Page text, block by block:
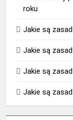
roku
Jakie są
Jakie są
Jakie są
Jakie są